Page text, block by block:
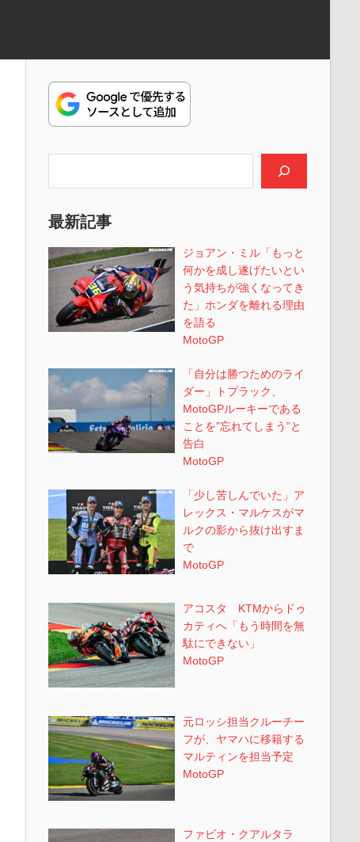
最新記事
ジョアン・ミル「もっと
何かを成し遂げたいとい
う気持ちが強くなってき
た」ホンダを離れる理由
を語る
MotoGP
「自分は勝つためのライ
ダー」トプラック、
MotoGPルーキーである
ことを”忘れてしまう”と
告白
MotoGP
「少し苦しんでいた」ア
レックス・マルケスがマ
ルクの影から抜け出すま
で
MotoGP
アコスタ KTMからドゥ
カティへ「もう時間を無
駄にできない」
MotoGP
元ロッシ担当クルーチー
フが、ヤマハに移籍する
マルティンを担当予定
MotoGP
ファビオ・クアルタラ